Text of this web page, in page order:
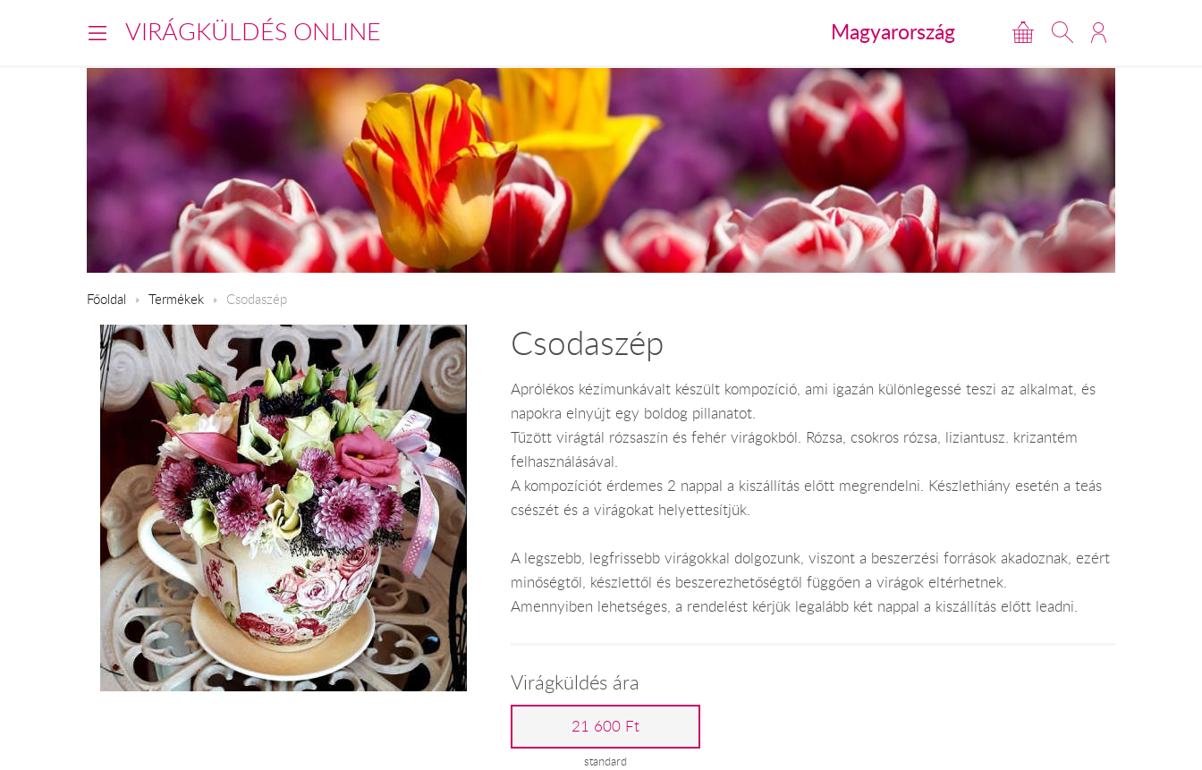
VIRÁGKÜLDÉS ONLINE Magyarország
Főoldal Termékek Csodaszép
Csodaszép
Aprólékos kézimunkávalt készült kompozíció, ami igazán különlegessé teszi az alkalmat, és
napokra elnyújt egy boldog pillanatot.
Tűzött virágtál rózsaszín és fehér virágokból. Rózsa, csokros rózsa, liziantusz. krizantém
felhasználásával.
A kompozíciót érdemes 2 nappal a kiszállítás előtt megrendelni. Készlethiány esetén a teás
csészét és a virágokat helyettesítjük.
A legszebb, legfrissebb virágokkal dolgozunk, viszont a beszerzési források akadoznak, ezért
minőségtől, készlettől és beszerezhetőségtől függően a virágok eltérhetnek.
Amennyiben lehetséges, a rendelést kérjük legalább két nappal a kiszállítás előtt leadni.
Virágküldés ára
21 600 Ft
standard